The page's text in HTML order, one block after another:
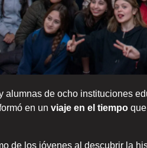
alumnas de ocho instituciones
en un viaje en el tiempo
de los jóvenes al descubrir la